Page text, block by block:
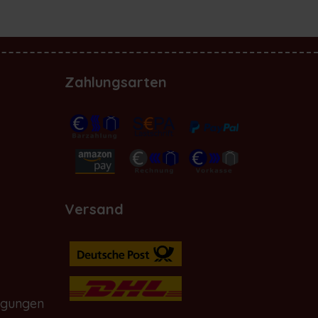
Zahlungsarten
Versand